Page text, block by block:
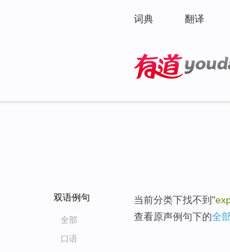
词典 翻译
双语例句
全部
口语
当前分类下找不到"
查看原声例句下的全